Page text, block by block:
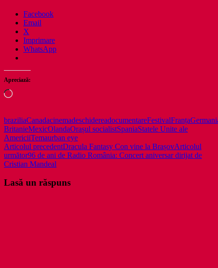
Facebook
Email
X
Imprimare
WhatsApp
Apreciază:
Încarc...
braziliaCanadacinemadeschidereadocumentareFestivalFranța
BritanieMexicOlandaOrașul socialistSpaniaStatele Unite ale
AmericiiTemaurban eye
Navigare
în
Articolul precedentDracula Fantasy Con vine la BrașovArticolul
următor96 de ani de Radio România: Concert aniversar dirijat de
Cristian Mandeal
Lasă un răspuns